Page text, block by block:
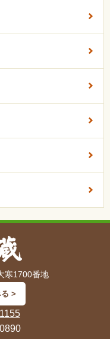
寒1700番地
>